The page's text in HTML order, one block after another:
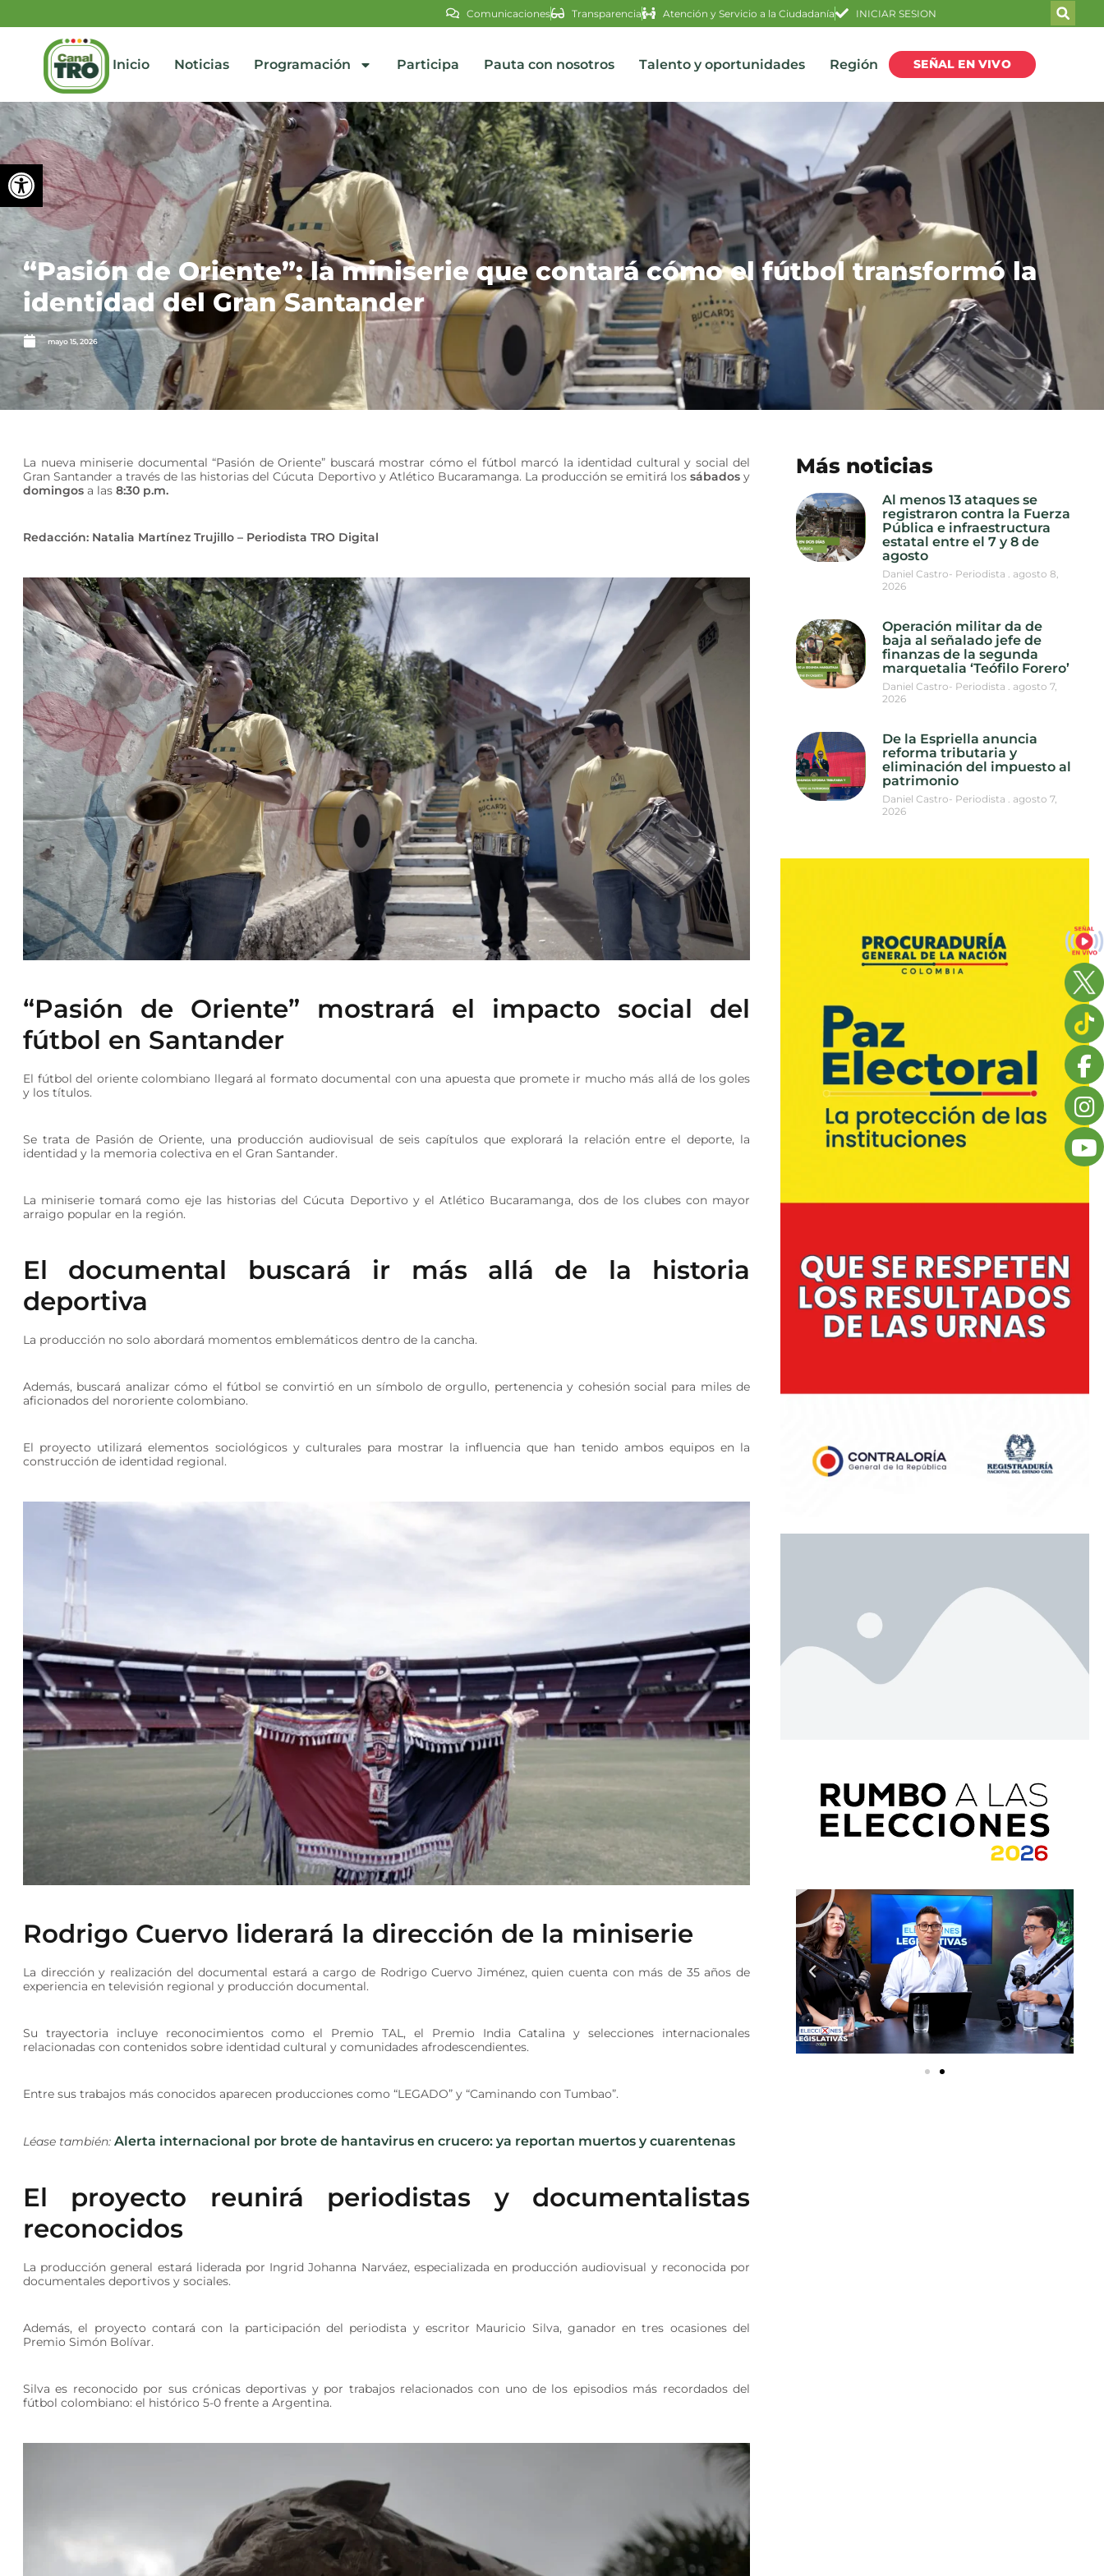
Abrir barra de herramientas
Comunicaciones Transparencia Atención y Servicio a la Ciudadanía INICIAR SESION
Inicio Noticias Programación Participa Pauta con nosotros Talento y oportunidades Región SEÑAL EN VIVO
“Pasión de Oriente”: la miniserie que contará cómo el fútbol transformó la
identidad del Gran Santander
mayo 15, 2026
La nueva miniserie documental “Pasión de Oriente” buscará mostrar cómo el fútbol marcó la identidad cultural y social del
Gran Santander a través de las historias del Cúcuta Deportivo y Atlético Bucaramanga. La producción se emitirá lossábadosy
domingos a las 8:30 p.m.
Redacción: Natalia Martínez Trujillo – Periodista TRO Digital
“Pasión de Oriente” mostrará el impacto social del
fútbol en Santander
El fútbol del oriente colombiano llegará al formato documental con una apuesta que promete ir mucho más allá de los goles
y los títulos.
Se trata de Pasión de Oriente, una producción audiovisual de seis capítulos que explorará la relación entre el deporte, la
identidad y la memoria colectiva en el Gran Santander.
La miniserie tomará como eje las historias del Cúcuta Deportivo y el Atlético Bucaramanga, dos de los clubes con mayor
arraigo popular en la región.
El documental buscará ir más allá de la historia
deportiva
La producción no solo abordará momentos emblemáticos dentro de la cancha.
Además, buscará analizar cómo el fútbol se convirtió en un símbolo de orgullo, pertenencia y cohesión social para miles de
aficionados del nororiente colombiano.
El proyecto utilizará elementos sociológicos y culturales para mostrar la influencia que han tenido ambos equipos en la
construcción de identidad regional.
Rodrigo Cuervo liderará la dirección de la miniserie
La dirección y realización del documental estará a cargo de Rodrigo Cuervo Jiménez, quien cuenta con más de 35 años de
experiencia en televisión regional y producción documental.
Su trayectoria incluye reconocimientos como el Premio TAL, el Premio India Catalina y selecciones internacionales
relacionadas con contenidos sobre identidad cultural y comunidades afrodescendientes.
Entre sus trabajos más conocidos aparecen producciones como “LEGADO” y “Caminando con Tumbao”.
Léase también:Alerta internacional por brote de hantavirus en crucero: ya reportan muertos y cuarentenas
El proyecto reunirá periodistas y documentalistas
reconocidos
La producción general estará liderada por Ingrid Johanna Narváez, especializada en producción audiovisual y reconocida por
documentales deportivos y sociales.
Además, el proyecto contará con la participación del periodista y escritor Mauricio Silva, ganador en tres ocasiones del
Premio Simón Bolívar.
Silva es reconocido por sus crónicas deportivas y por trabajos relacionados con uno de los episodios más recordados del
fútbol colombiano: el histórico 5-0 frente a Argentina.
Más noticias
Al menos 13 ataques se
registraron contra la Fuerza
Pública e infraestructura
estatal entre el 7 y 8 de
agosto
Daniel Castro- Periodista
agosto 8,
2026
Operación militar da de
baja al señalado jefe de
finanzas de la segunda
marquetalia ‘Teófilo Forero’
Daniel Castro- Periodista
agosto 7,
2026
De la Espriella anuncia
reforma tributaria y
eliminación del impuesto al
patrimonio
Daniel Castro- Periodista
agosto 7,
2026